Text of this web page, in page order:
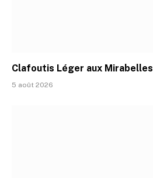
Clafoutis Léger aux Mirabelles
5 août 2026